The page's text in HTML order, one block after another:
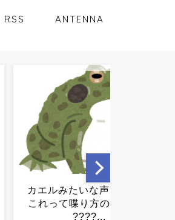
RSS ANTENNA
叱る人、実は気持ち良くな
っていたｗｗｗｗｗｗｗｗ
ｗｗ...